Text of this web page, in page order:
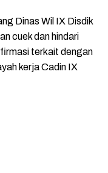
Dinas Wil IX Disdik
cuek dan hindari
terkait dengan
kerja Cadin IX